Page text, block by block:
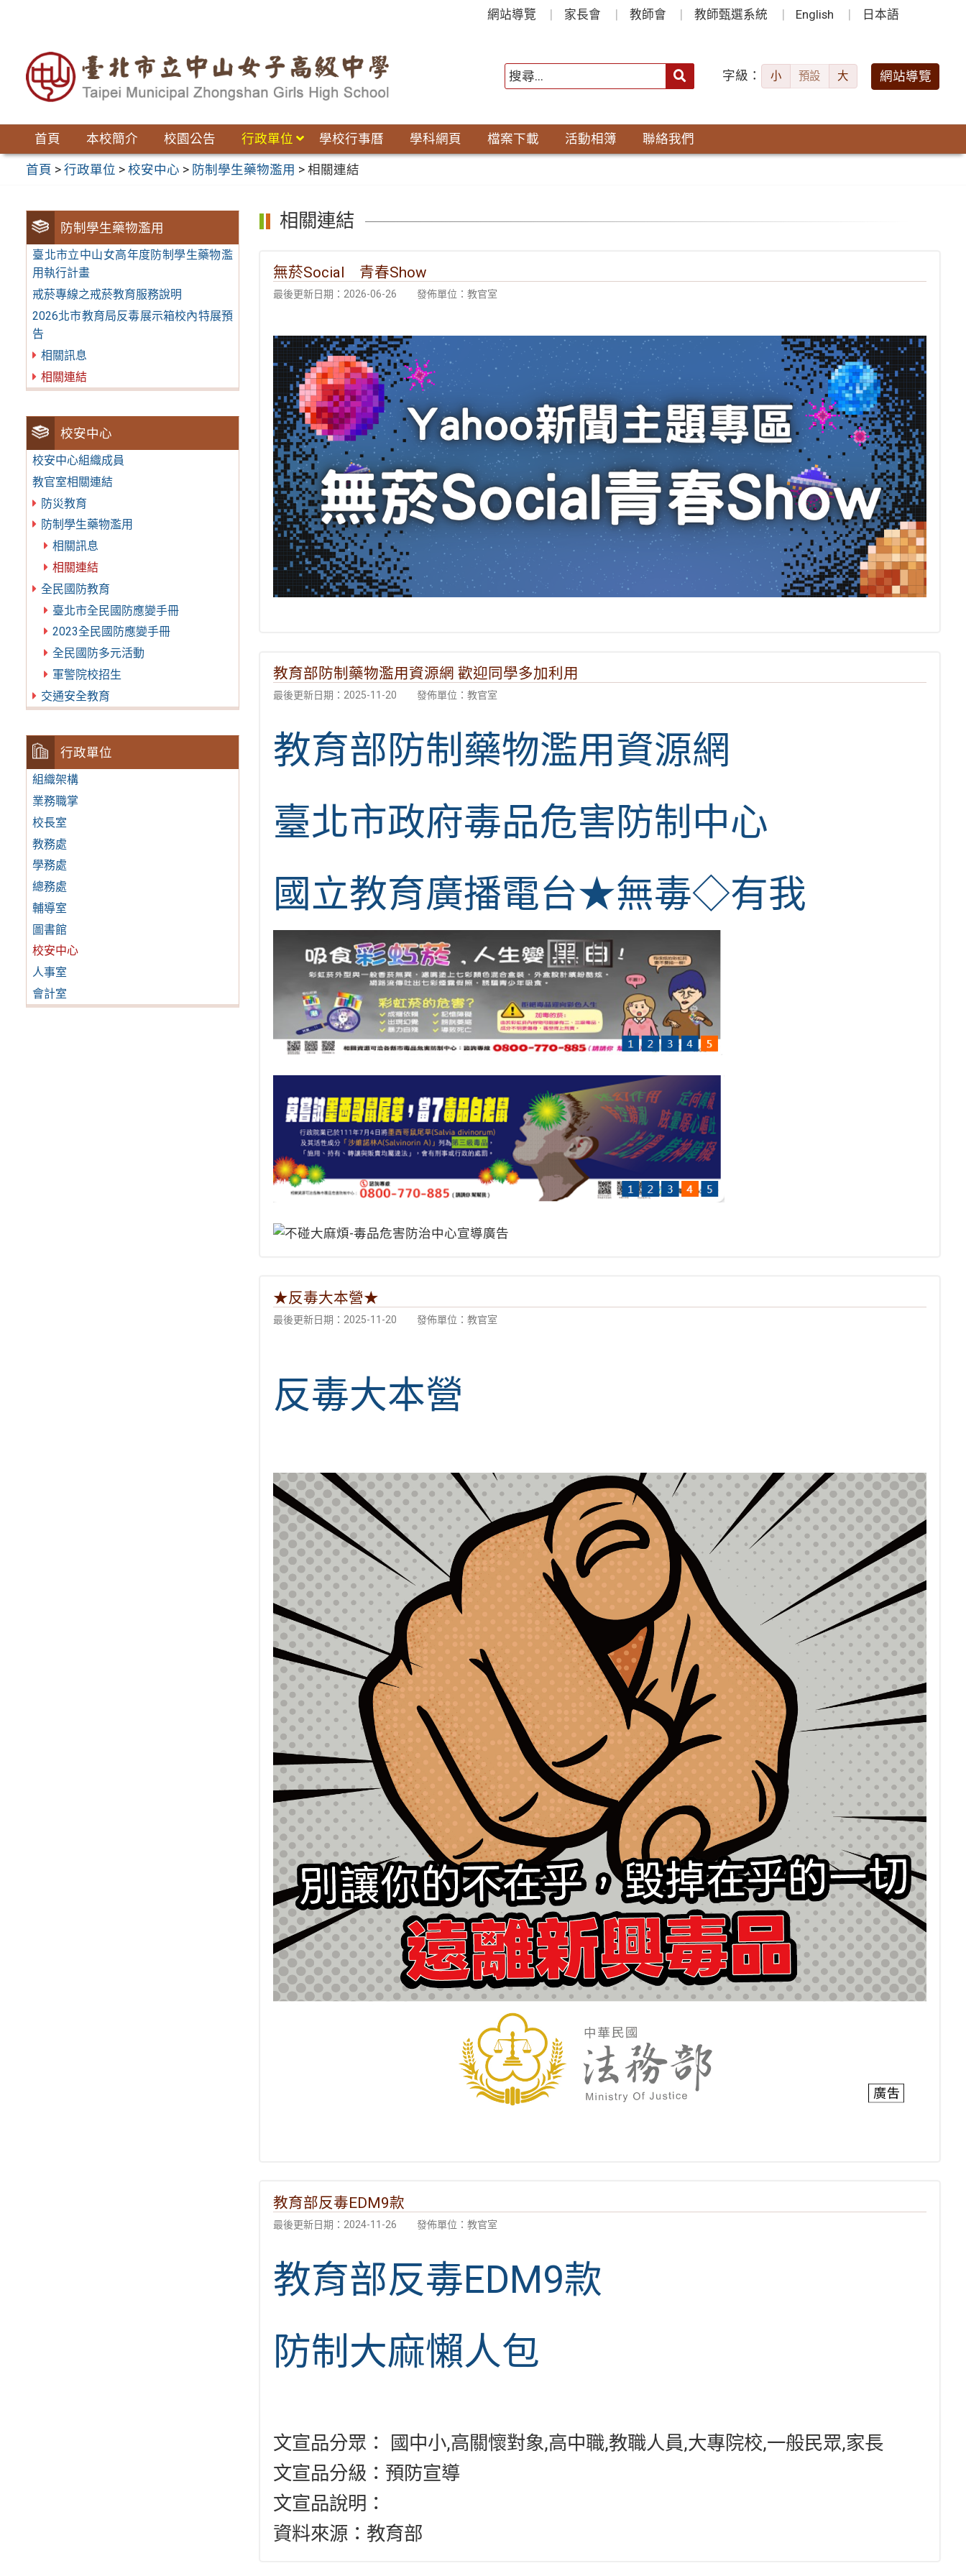
網站導覽 家長會 教師會 教師甄選系統 English 日本語
字級： 小 預設 大 網站導覽
首頁 本校簡介 校園公告 行政單位 學校行事曆 學科網頁 檔案下載 活動相簿 聯絡我們
首頁 >行政單位 >校安中心 > 防制學生藥物濫用 >相關連結
防制學生藥物濫用
臺北市立中山女高年度防制學生藥物濫
用執行計畫
戒菸專線之戒菸教育服務說明
2026北市教育局反毒展示箱校內特展預
告
相關訊息
相關連結
校安中心
校安中心組織成員
教官室相關連結
防災教育
防制學生藥物濫用
相關訊息
相關連結
全民國防教育
臺北市全民國防應變手冊
2023全民國防應變手冊
全民國防多元活動
軍警院校招生
交通安全教育
行政單位
組織架構
業務職掌
校長室
教務處
學務處
總務處
輔導室
圖書館
校安中心
人事室
會計室
相關連結
無菸Social 青春Show
最後更新日期：2026-06-26 發佈單位：教官室
教育部防制藥物濫用資源網 歡迎同學多加利用
最後更新日期：2025-11-20 發佈單位：教官室
教育部防制藥物濫用資源網
臺北市政府毒品危害防制中心
國立教育廣播電台★無毒◇有我
★反毒大本營★
最後更新日期：2025-11-20 發佈單位：教官室
反毒大本營
教育部反毒EDM9款
最後更新日期：2024-11-26 發佈單位：教官室
教育部反毒EDM9款
防制大麻懶人包
文宣品分眾： 國中小,高關懷對象,高中職,教職人員,大專院校,一般民眾,家長
文宣品分級：預防宣導
文宣品說明：
資料來源：教育部